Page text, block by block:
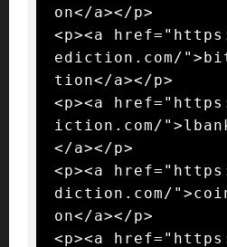
on</a></p>
<p><a
ediction.com/
tion</a></p>
<p><a
iction.com/
</a></p>
<p><a
diction.com/
on</a></p>
<p><a